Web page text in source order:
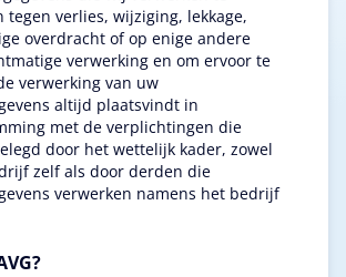
tegen verlies, wijziging, lekkage,
overdracht of op enige andere
verwerking en om ervoor te
verwerking van uw
altijd plaatsvindt in
met de verplichtingen die
door het wettelijk kader, zowel
zelf als door derden die
verwerken namens het bedrijf